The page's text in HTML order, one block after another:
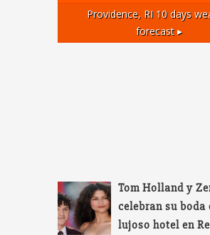
Providence, RI10 days
forecast ▸
Tom Holland y
celebran su boda
lujoso hotel en